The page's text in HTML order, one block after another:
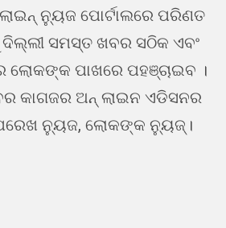
ନ୍ୟୁଜ ପୋର୍ଟାଲରେ ପରିଣତ
ସମସ୍ତ ଖବର ସଠିକ ଏବଂ
ପାଖରେ ପହଞ୍ଚାଇବ ।
କାଗଜର ଅନ୍ ଲାଇନ ଏଡିସନର
ନ୍ୟୁଜ, ଲୋକଙ୍କ ନ୍ୟୁଜ୍।